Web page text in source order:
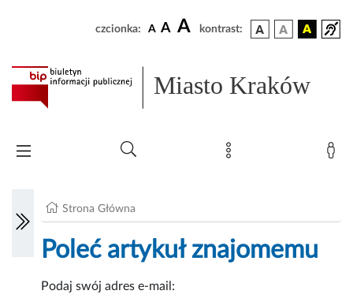
czcionka: A A A kontrast:
Miasto Kraków
Strona Główna
Poleć artykuł znajomemu
Podaj swój adres e-mail: